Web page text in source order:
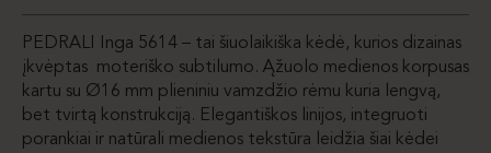
PEDRALI Inga 5614 – tai šiuolaikiška kėdė, kurios dizainas
įkvėptas moteriško subtilumo. Ąžuolo medienos korpusas
kartu su Ø16 mm plieniniu vamzdžio rėmu kuria lengvą,
bet tvirtą konstrukciją. Elegantiškos linijos, integruoti
porankiai ir natūrali medienos tekstūra leidžia šiai kėdei